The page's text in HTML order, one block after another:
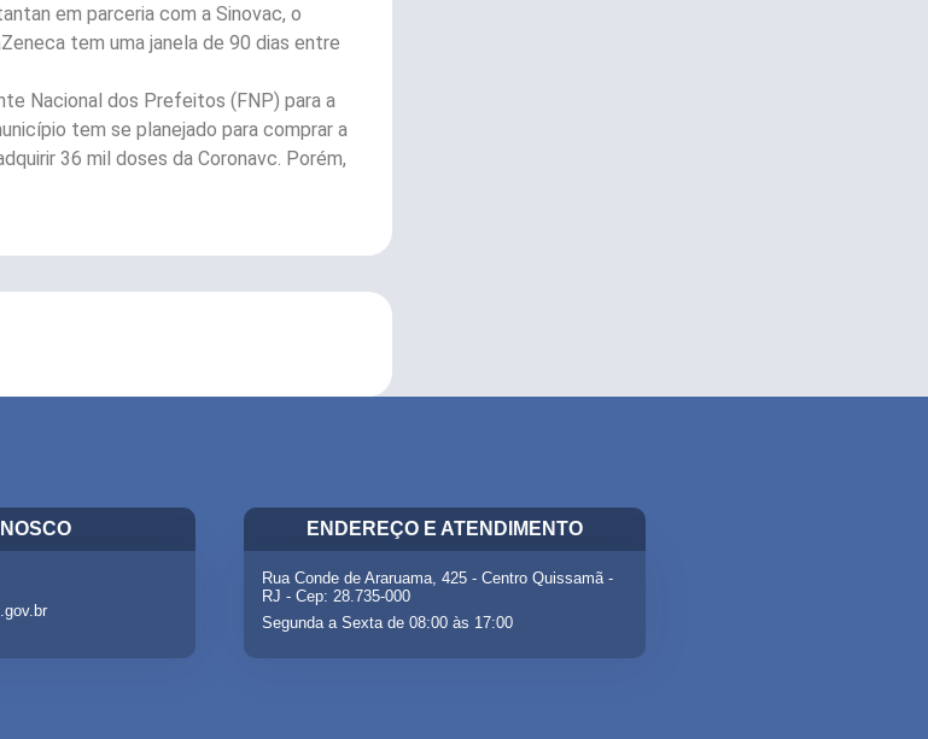
em parceria com a Sinovac, o
tem uma janela de 90 dias entre
Nacional dos Prefeitos (FNP) para a
tem se planejado para comprar a
36 mil doses da Coronavc. Porém,
ENDEREÇO E ATENDIMENTO
Rua Conde de Araruama, 425 - Centro Quissamã -
RJ - Cep: 28.735-000
Segunda a Sexta de 08:00 às 17:00